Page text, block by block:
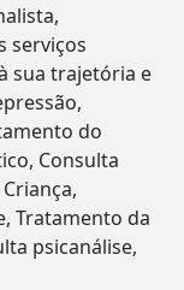
serviços
sua trajetória e
do
Consulta
Tratamento da
psicanálise,